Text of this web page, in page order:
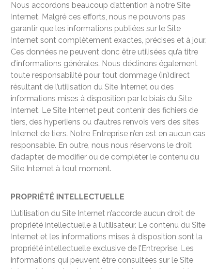
Nous accordons beaucoup d’attention à notre Site
Internet. Malgré ces efforts, nous ne pouvons pas
garantir que les informations publiées sur le Site
Internet sont complètement exactes, précises et à jour.
Ces données ne peuvent donc être utilisées qu’à titre
d’informations générales. Nous déclinons également
toute responsabilité pour tout dommage (in)direct
résultant de l’utilisation du Site Internet ou des
informations mises à disposition par le biais du Site
Internet. Le Site Internet peut contenir des fichiers de
tiers, des hyperliens ou d’autres renvois vers des sites
Internet de tiers. Notre Entreprise n’en est en aucun cas
responsable. En outre, nous nous réservons le droit
d’adapter, de modifier ou de compléter le contenu du
Site Internet à tout moment.
PROPRIÉTÉ INTELLECTUELLE
L’utilisation du Site Internet n’accorde aucun droit de
propriété intellectuelle à l’utilisateur. Le contenu du Site
Internet et les informations mises à disposition sont la
propriété intellectuelle exclusive de l’Entreprise. Les
informations qui peuvent être consultées sur le Site